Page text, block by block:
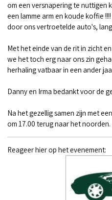
om een versnapering te nuttigen
een lamme arm en koude koffie
door ons vertroetelde auto's,
Met het einde van de rit in zicht
we het toch erg naar ons zin
herhaling vatbaar in een ander
Danny en Irma bedankt voor de
Na het gezellig samen zijn met
om 17.00 terug naar het noorden.
Reageer hier op het evenement: